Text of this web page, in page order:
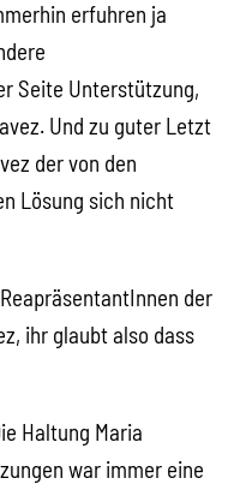
erfuhren ja
Seite Unterstützung,
Und zu guter Letzt
der von den
Lösung sich nicht
der
ihr glaubt also dass
Haltung Maria
war immer eine